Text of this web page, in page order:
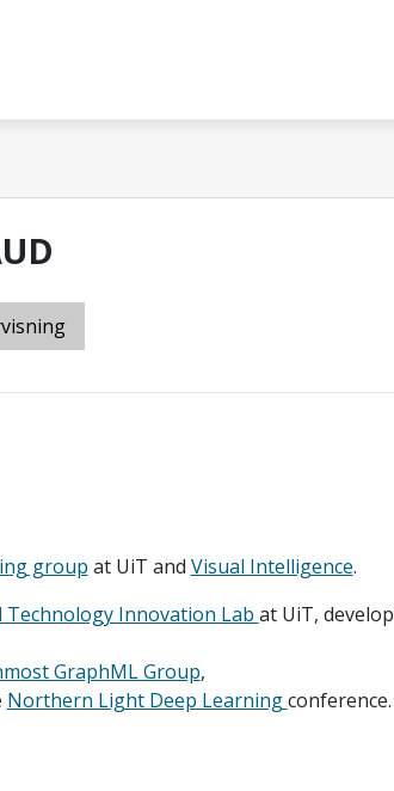
group at UiT and Visual Intelligence.
Technology Innovation Lab at UiT,
GraphML Group,
Northern Light Deep Learningconference.